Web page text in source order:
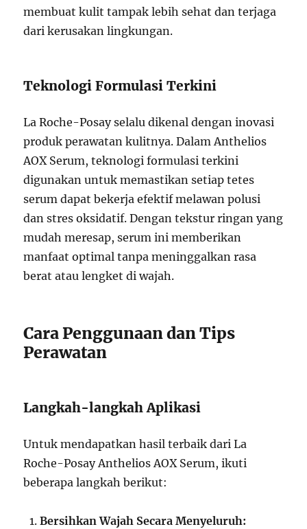
membuat kulit tampak lebih sehat dan terjaga
dari kerusakan lingkungan.
Teknologi Formulasi Terkini
La Roche-Posay selalu dikenal dengan inovasi
produk perawatan kulitnya. Dalam Anthelios
AOX Serum, teknologi formulasi terkini
digunakan untuk memastikan setiap tetes
serum dapat bekerja efektif melawan polusi
dan stres oksidatif. Dengan tekstur ringan yang
mudah meresap, serum ini memberikan
manfaat optimal tanpa meninggalkan rasa
berat atau lengket di wajah.
Cara Penggunaan dan Tips
Perawatan
Langkah-langkah Aplikasi
Untuk mendapatkan hasil terbaik dari La
Roche-Posay Anthelios AOX Serum, ikuti
beberapa langkah berikut:
Bersihkan Wajah Secara Menyeluruh: